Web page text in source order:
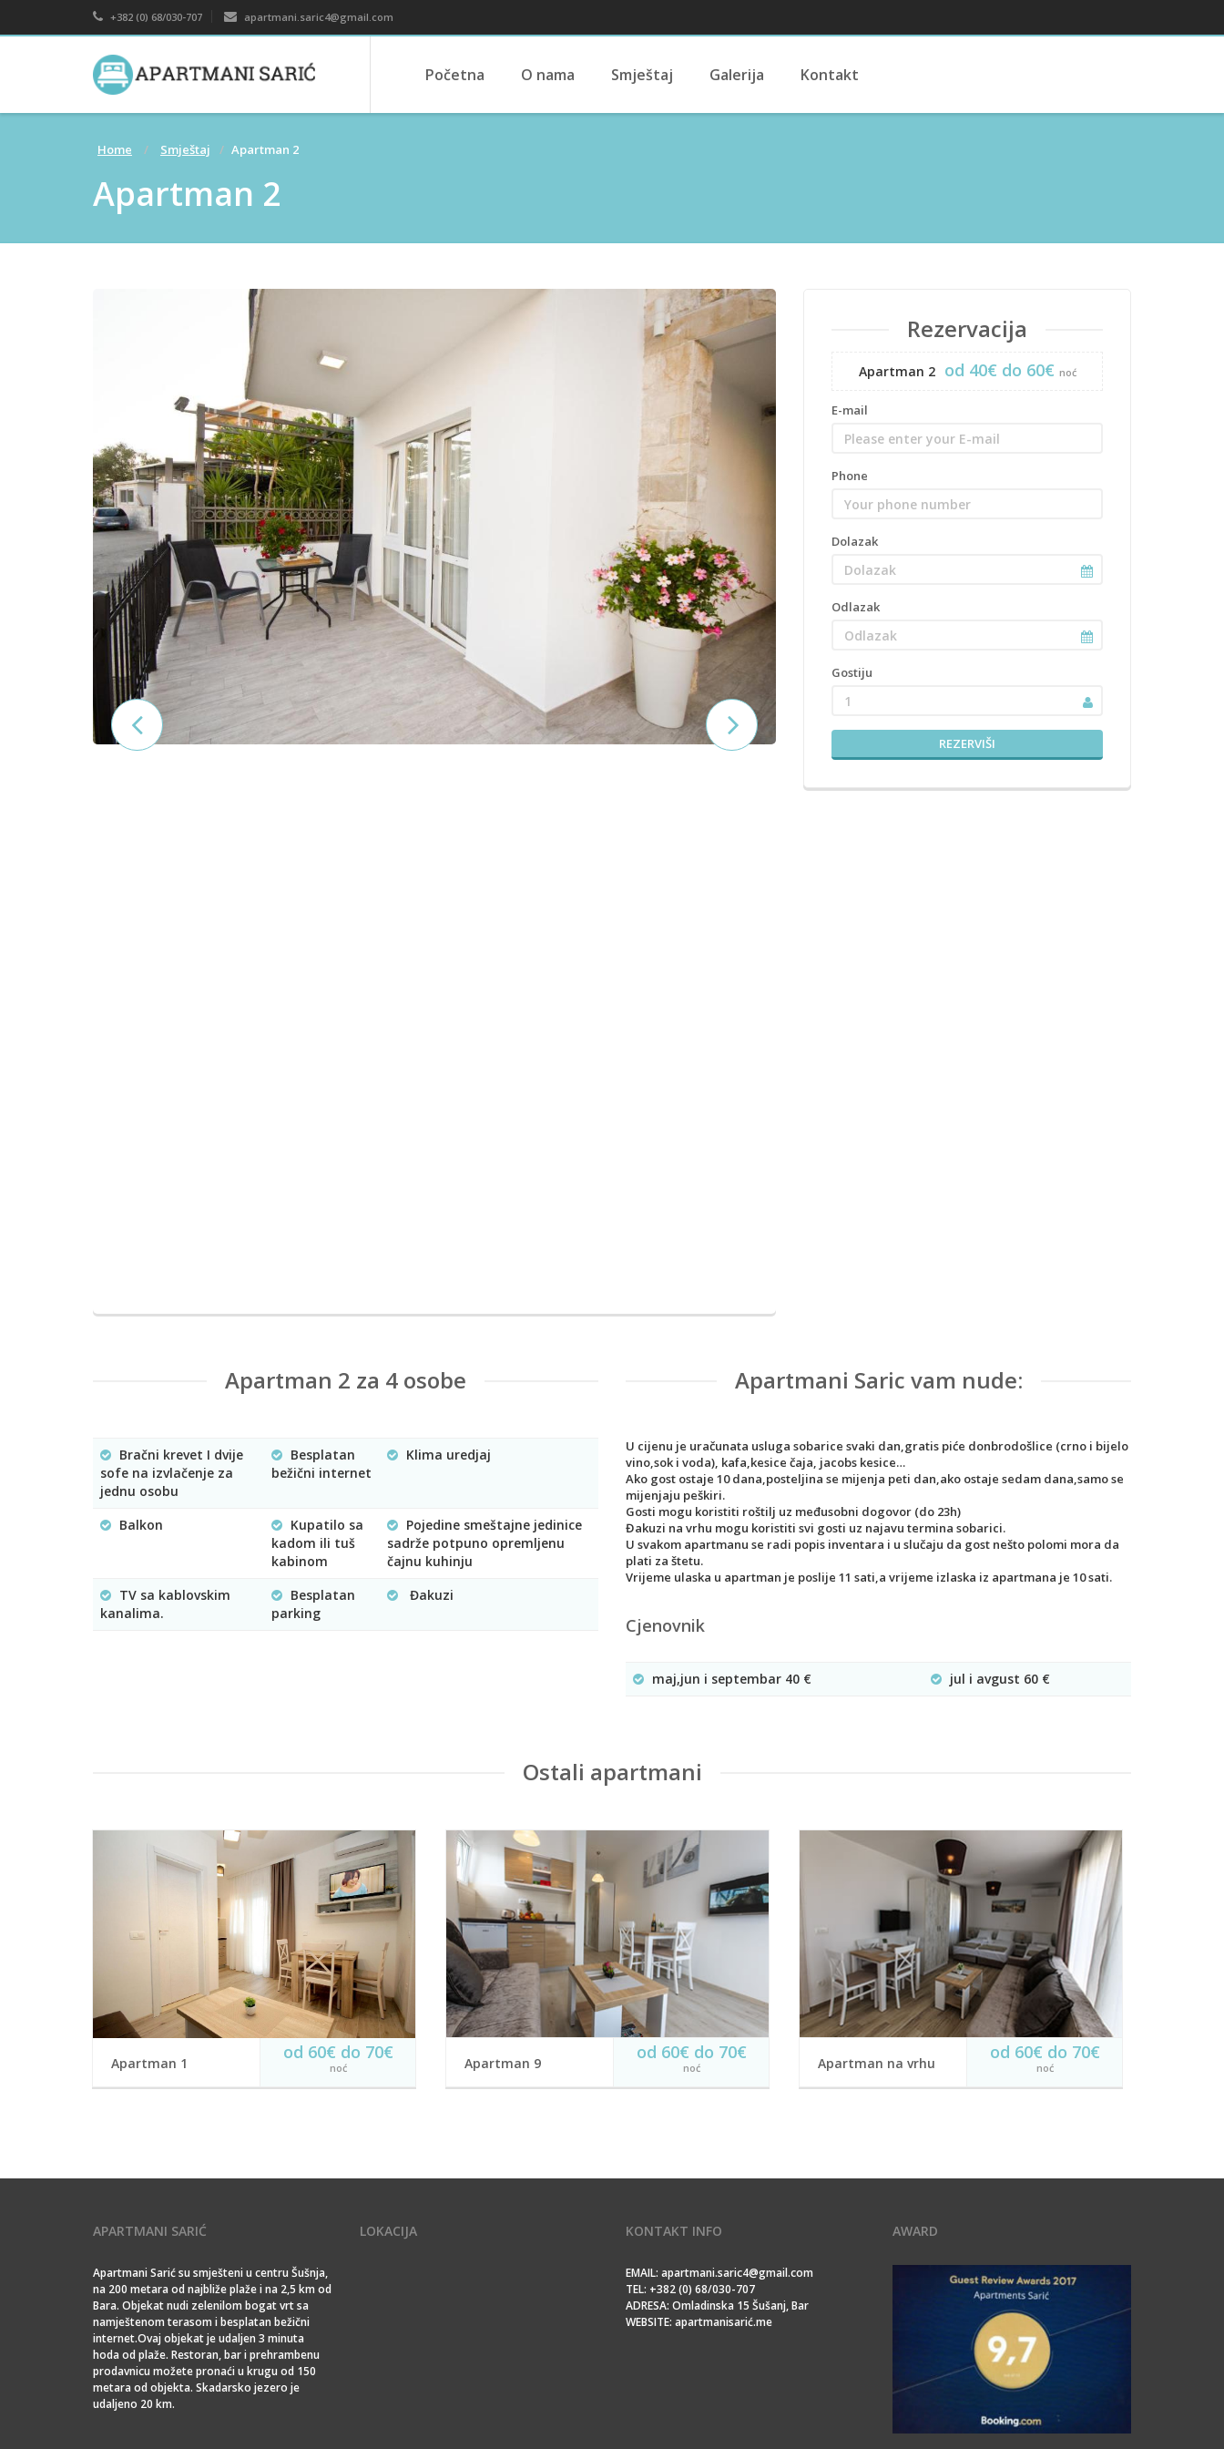
+382 (0) 68/030-707 apartmani.saric4@gmail.com
Početna O nama Smještaj Galerija Kontakt
Home Smještaj Apartman 2
Apartman 2
Rezervacija
Apartman 2 od 40€ do 60€ noć
E-mail
Phone
Dolazak
Odlazak
Gostiju
1
REZERVIŠI
Apartman 2 za 4 osobe
Bračni krevet I dvije
sofe na izvlačenje za
jednu osobu
Besplatan
bežični internet
Klima uredjaj
Balkon
Kupatilo sa
kadom ili tuš
kabinom
Pojedine smeštajne jedinice
sadrže potpuno opremljenu
čajnu kuhinju
TV sa kablovskim
kanalima.
Besplatan
parking
Đakuzi
Apartmani Saric vam nude:
U cijenu je uračunata usluga sobarice svaki dan,gratis piće donbrodošlice (crno i bijelo
vino,sok i voda), kafa,kesice čaja, jacobs kesice…
Ako gost ostaje 10 dana,posteljina se mijenja peti dan,ako ostaje sedam dana,samo se
mijenjaju peškiri.
Gosti mogu koristiti roštilj uz međusobni dogovor (do 23h)
Đakuzi na vrhu mogu koristiti svi gosti uz najavu termina sobarici.
U svakom apartmanu se radi popis inventara i u slučaju da gost nešto polomi mora da
plati za štetu.
Vrijeme ulaska u apartman je poslije 11 sati,a vrijeme izlaska iz apartmana je 10 sati.
Cjenovnik
maj,jun i septembar 40 € jul i avgust 60 €
Ostali apartmani
Apartman 1
od 60€ do 70€
noć
TV sa kablovskom
Apartman 9
od 60€ do 70€
noć
Kupatilo
Apartman na vrhu
od 60€ do 70€
noć
TV sa kablovskom
APARTMANI SARIĆ
Apartmani Sarić su smješteni u centru Šušnja,
na 200 metara od najbliže plaže i na 2,5 km od
Bara. Objekat nudi zelenilom bogat vrt sa
namještenom terasom i besplatan bežični
internet.Ovaj objekat je udaljen 3 minuta
hoda od plaže. Restoran, bar i prehrambenu
prodavnicu možete pronaći u krugu od 150
metara od objekta. Skadarsko jezero je
udaljeno 20 km.
LOKACIJA KONTAKT INFO
EMAIL: apartmani.saric4@gmail.com
TEL: +382 (0) 68/030-707
ADRESA: Omladinska 15 Šušanj, Bar
WEBSITE: apartmanisarić.me
AWARD